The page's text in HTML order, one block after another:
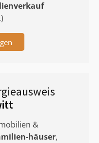
&
häuser,